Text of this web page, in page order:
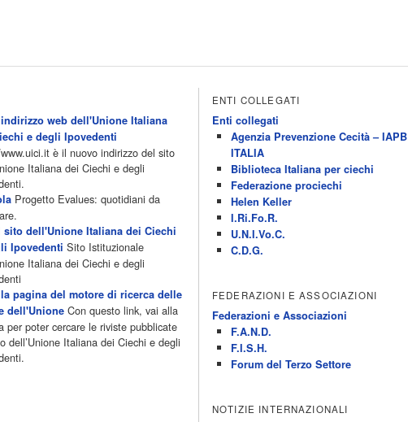
web dell'Unione Italiana
e degli Ipovedenti
è il nuovo indirizzo del sito
Italiana dei Ciechi e degli
Progetto Evalues: quotidiani da
sito dell'Unione Italiana dei Ciechi
Ipovedenti Sito Istituzionale
Italiana dei Ciechi e degli
pagina del motore di ricerca delle
dell'Unione Con questo link, vai alla
per poter cercare le riviste pubblicate
dell’Unione Italiana dei Ciechi e degli
ENTI COLLEGATI
Enti collegati
Agenzia Prevenzione Cecità – IAPB
ITALIA
Biblioteca Italiana per ciechi
Federazione prociechi
Helen Keller
I.Ri.Fo.R.
U.N.I.Vo.C.
C.D.G.
FEDERAZIONI E ASSOCIAZIONI
Federazioni e Associazioni
F.A.N.D.
F.I.S.H.
Forum del Terzo Settore
NOTIZIE INTERNAZIONALI